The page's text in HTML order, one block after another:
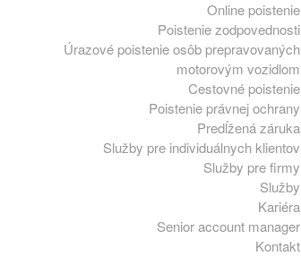
Online poistenie
Poistenie zodpovednosti
Úrazové poistenie osôb prepravovaných
motorovým vozidlom
Cestovné poistenie
Poistenie právnej ochrany
Predĺžená záruka
Služby pre individuálnych klientov
Služby pre firmy
Služby
Kariéra
Senior account manager
Kontakt